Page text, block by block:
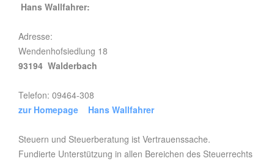
Hans Wallfahrer:
Adresse:
Wendenhofsiedlung 18
93194 Walderbach
Telefon: 09464-308
zur Homepage Hans Wallfahrer
Steuern und Steuerberatung ist Vertrauenssache.
Fundierte Unterstützung in allen Bereichen des Steuerrechts